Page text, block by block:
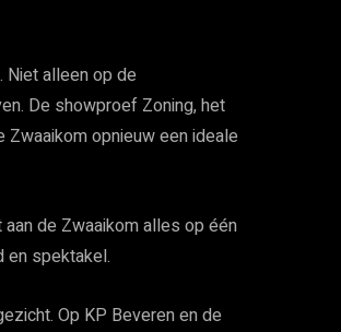
Niet alleen op de
De showproef Zoning, het
Zwaaikom opnieuw een ideale
de Zwaaikom alles op één
en spektakel.
Op KP Beveren en de